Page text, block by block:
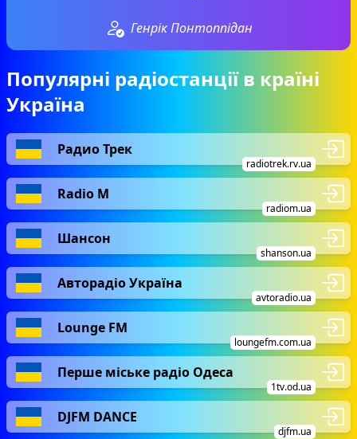
Генрік Понтоппідан
Популярні радіостанції в країні
Україна
Радио Трек
radiotrek.rv.ua
Radio М
radiom.ua
Шансон
shanson.ua
Авторадіо Україна
avtoradio.ua
Lounge FM
loungefm.com.ua
Перше міське радіо Одеса
1tv.od.ua
DJFM DANCE
djfm.ua